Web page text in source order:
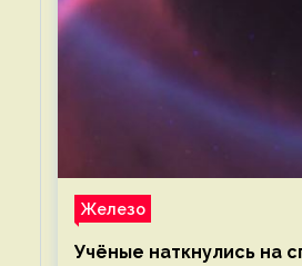
Железо
Учёные наткнулись на